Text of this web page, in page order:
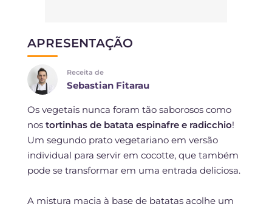
APRESENTAÇÃO
Receita de
Sebastian Fitarau
Os vegetais nunca foram tão saborosos como
nos tortinhas de batata espinafre e radicchio!
Um segundo prato vegetariano em versão
individual para servir em cocotte, que também
pode se transformar em uma entrada deliciosa.
A mistura macia à base de batatas acolhe um